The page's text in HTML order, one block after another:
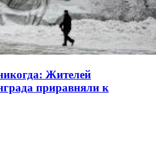
Жителей
приравняли к